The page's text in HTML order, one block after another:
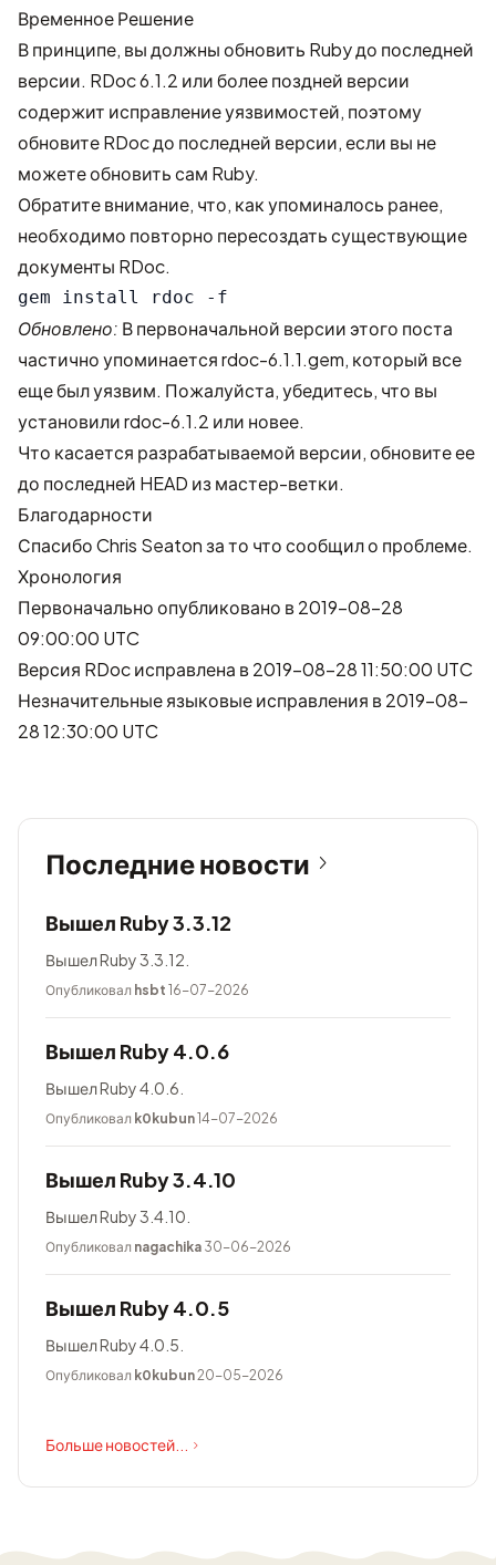
Временное Решение
В принципе, вы должны обновить Ruby до последней
версии. RDoc 6.1.2 или более поздней версии
содержит исправление уязвимостей, поэтому
обновите RDoc до последней версии, если вы не
можете обновить сам Ruby.
Обратите внимание, что, как упоминалось ранее,
необходимо повторно пересоздать существующие
документы RDoc.
Обновлено: В первоначальной версии этого поста
частично упоминается rdoc-6.1.1.gem, который все
еще был уязвим. Пожалуйста, убедитесь, что вы
установили rdoc-6.1.2 или новее.
Что касается разрабатываемой версии, обновите ее
до последней HEAD из мастер-ветки.
Благодарности
СпасибоChris Seatonза то что сообщил о проблеме.
Хронология
Первоначально опубликовано в 2019-08-28
09:00:00 UTC
Версия RDoc исправлена в 2019-08-28 11:50:00 UTC
Незначительные языковые исправления в 2019-08-
28 12:30:00 UTC
Последние новости
Вышел Ruby 3.3.12
Вышел Ruby 3.3.12.
Опубликовал hsbt 16-07-2026
Вышел Ruby 4.0.6
Вышел Ruby 4.0.6.
Опубликовал k0kubun14-07-2026
Вышел Ruby 3.4.10
Вышел Ruby 3.4.10.
Опубликовал nagachika 30-06-2026
Вышел Ruby 4.0.5
Вышел Ruby 4.0.5.
Опубликовал k0kubun20-05-2026
Больше новостей...